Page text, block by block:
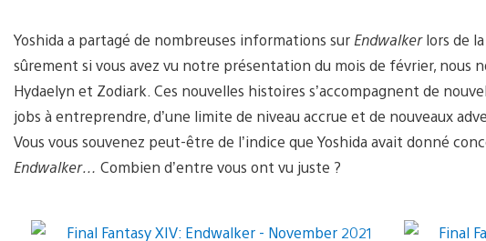
Yoshida a partagé de nombreuses informations sur Endwalkerlors de
sûrement si vous avez vu notre présentation du mois de février, nous
Hydaelyn et Zodiark. Ces nouvelles histoires s’accompagnent de
jobs à entreprendre, d’une limite de niveau accrue et de nouveaux
Vous vous souvenez peut-être de l’indice que Yoshida avait donné
Endwalker… Combien d’entre vous ont vu juste ?